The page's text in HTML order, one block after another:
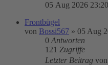
05 Aug 2026 23:20
Frontbügel
von Bossi567 » 05 Aug
0 Antworten
121 Zugriffe
Letzter Beitrag von